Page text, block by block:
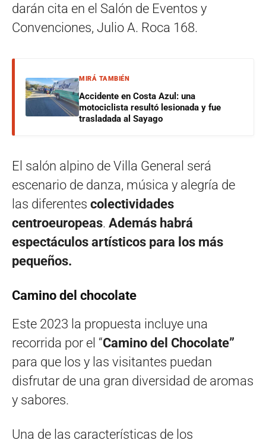
darán cita en el Salón de Eventos y
Convenciones, Julio A. Roca 168.
MIRÁ TAMBIÉN
Accidente en Costa Azul: una
motociclista resultó lesionada y fue
trasladada al Sayago
El salón alpino de Villa General será
escenario de danza, música y alegría de
las diferentes colectividades
centroeuropeas. Además habrá
espectáculos artísticos para los más
pequeños.
Camino del chocolate
Este 2023 la propuesta incluye una
recorrida por el “Camino del Chocolate”
para que los y las visitantes puedan
disfrutar de una gran diversidad de aromas
y sabores.
Una de las características de los